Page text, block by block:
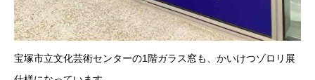
宝塚市立文化芸術センターの1階ガラス窓も、かいけつゾロリ展